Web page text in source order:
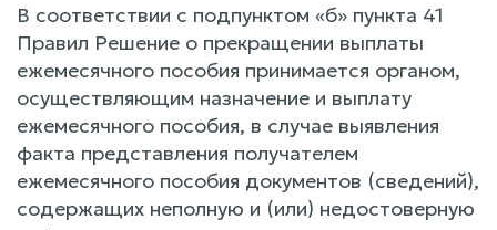
В соответствии с подпунктом «б» пункта 41
Правил Решение о прекращении выплаты
ежемесячного пособия принимается органом,
осуществляющим назначение и выплату
ежемесячного пособия, в случае выявления
факта представления получателем
ежемесячного пособия документов (сведений),
содержащих неполную и (или) недостоверную